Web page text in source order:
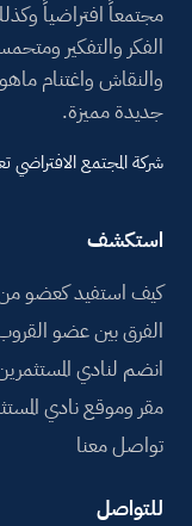
مجتمعاً افتراضياً
الفكر والتفكير
والنقاش واغتنام
جديدة مميزة.
شركة المجتمع الافتراضي
استكشف
كيف استفيد كعضو من
الفرق بين عضو
انضم لنادي
مقر وموقع نادي
تواصل معنا
للتواصل